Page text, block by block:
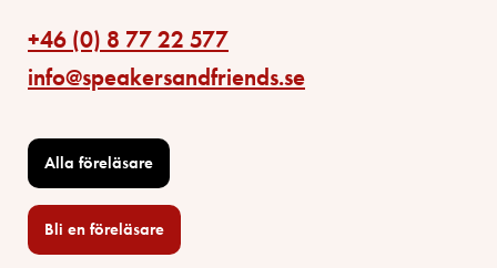
+46 (0) 8 77 22 577
info@speakersandfriends.se
Alla föreläsare
Bli en föreläsare​